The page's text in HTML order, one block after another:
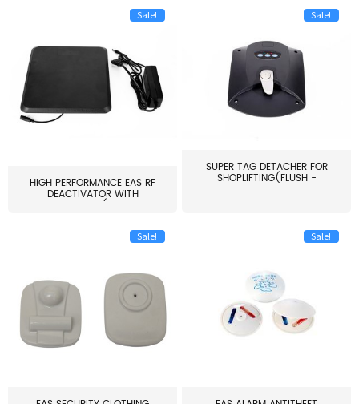
Sale!
HIGH PERFORMANCE EAS RF
DEACTIVATOR WITH
ALARM(...
Sale!
SUPER TAG DETACHER FOR
SHOPLIFTING(FLUSH -
Sale! Sale!